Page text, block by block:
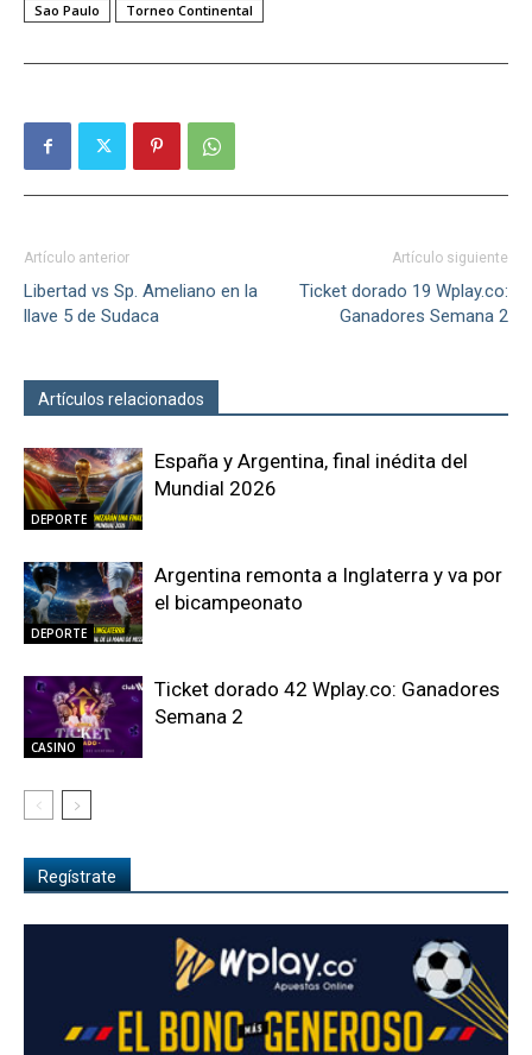
Sao Paulo
Torneo Continental
Artículo anterior
Libertad vs Sp. Ameliano en la
llave 5 de Sudaca
Artículo siguiente
Ticket dorado 19 Wplay.co:
Ganadores Semana 2
Artículos relacionados
DEPORTE
España y Argentina, final inédita del
Mundial 2026
DEPORTE
Argentina remonta a Inglaterra y va por
el bicampeonato
CASINO
Ticket dorado 42 Wplay.co: Ganadores
Semana 2
Regístrate